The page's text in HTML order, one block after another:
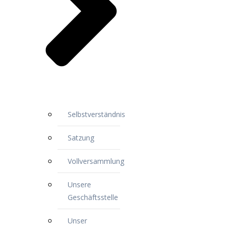
Selbstverständnis
Satzung
Vollversammlung
Unsere
Geschäftsstelle
Unser